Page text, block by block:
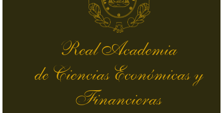
Real Academia
de Ciencias Económicas y
Financieras